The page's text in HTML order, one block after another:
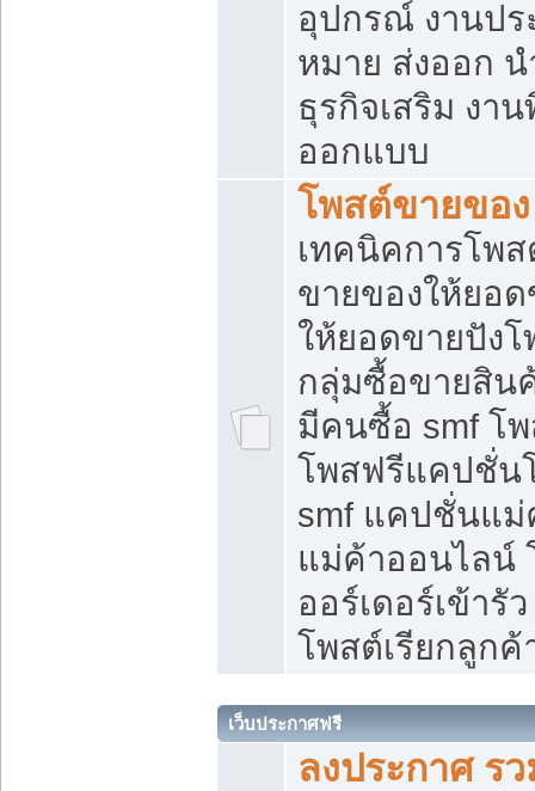
อุปกรณ์ งานป
หมาย ส่งออก น
ธุรกิจเสริม งา
ออกแบบ
โพสต์ขายของ
เทคนิคการโพ
ขายของให้ยอ
ให้ยอดขายปัง
กลุ่มซื้อขายสิน
มีคนซื้อ smf โ
โพสฟรีแคปชั่น
smf แคปชั่นแ
แม่ค้าออนไลน์
ออร์เดอร์เข้ารั
โพสต์เรียกลูกค้
เว็บประกาศฟรี
ลงประกาศ ร